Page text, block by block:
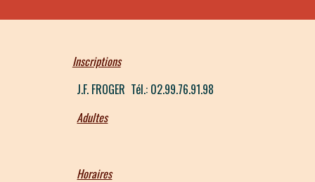
Inscriptions
J.F. FROGER Tél.: 02.99.76.91.98
Adultes
Horaires